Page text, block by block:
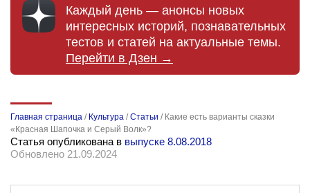
Каждый день — анонсы новых
интересных историй, познавательных
тестов и статей на актуальные темы.
Перейти в Дзен →
Главная страница / Культура /Статьи / Какие есть варианты сказки
«Красная Шапочка и Серый Волк»?
Статья опубликована в выпуске 8.08.2018
Обновлено 21.09.2024